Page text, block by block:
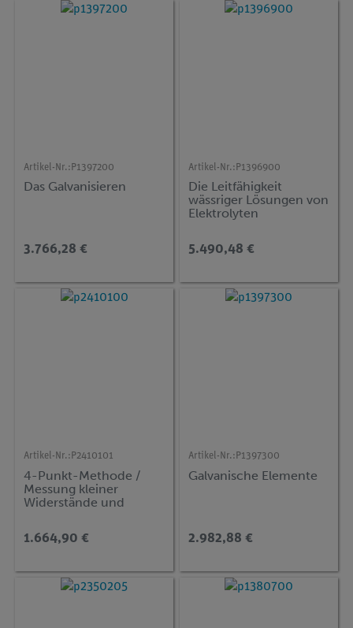
Artikel-Nr.: P1397200
Das Galvanisieren
3.766,28 €
Artikel-Nr.: P1396900
Die Leitfähigkeit
wässriger Lösungen von
Elektrolyten
5.490,48 €
Artikel-Nr.: P2410101
4-Punkt-Methode /
Messung kleiner
Widerstände und
1.664,90 €
Artikel-Nr.: P1397300
Galvanische Elemente
2.982,88 €